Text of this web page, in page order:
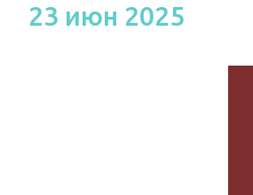
23 июн 2025